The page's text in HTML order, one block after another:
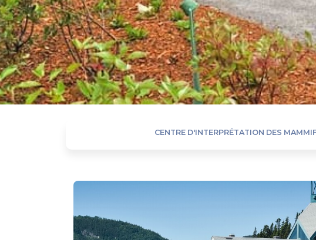
CENTRE D'INTERPRÉTATION DES